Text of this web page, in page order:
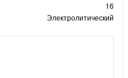
16
Электролитический